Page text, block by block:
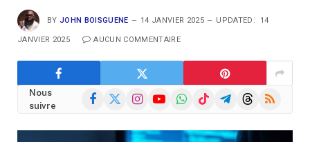
BY JOHN BOISGUENE 14 JANVIER 2025 UPDATED: 14
JANVIER 2025 AUCUN COMMENTAIRE
Nous
suivre
Facebook
X
InstagramYouTubeWhatsAppTikTokTelegramThreads
RSS